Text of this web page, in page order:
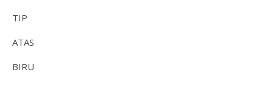
TIP
ATAS
BIRU